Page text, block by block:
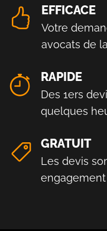
EFFICACE
Votre
avocats de
RAPIDE
Des 1ers
quelques
GRATUIT
Les devis
engagement